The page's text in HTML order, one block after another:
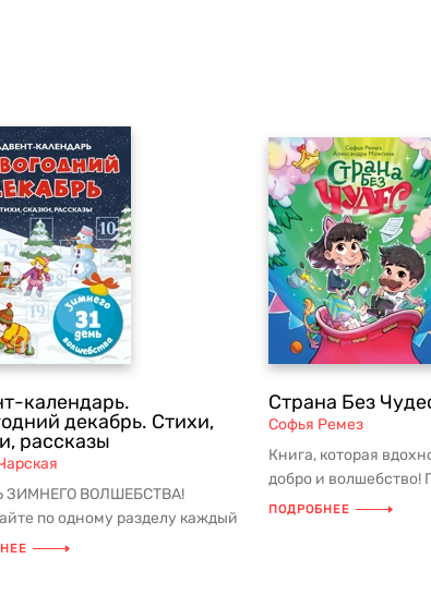
календарь.
декабрь. Стихи,
рассказы
ЗИМНЕГО ВОЛШЕБСТВА!
по одному разделу каждый
по 31 декабря и продлев...
Страна Без
Софья Ремез
Книга, которая
добро и волшебство!
чудо начнётся прямо
ПОДРОБНЕЕ